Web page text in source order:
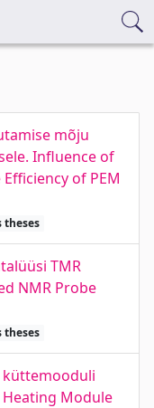
mõju
Influence of
of PEM
theses
TMR
NMR Probe
theses
Module